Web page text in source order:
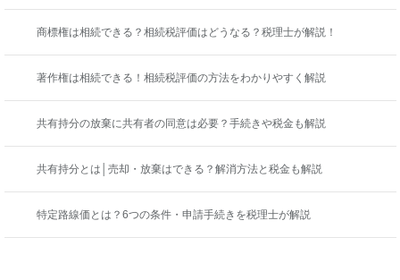
商標権は相続できる？相続税評価はどうなる？税理士が解説！
著作権は相続できる！相続税評価の方法をわかりやすく解説
共有持分の放棄に共有者の同意は必要？手続きや税金も解説
共有持分とは│売却・放棄はできる？解消方法と税金も解説
特定路線価とは？6つの条件・申請手続きを税理士が解説